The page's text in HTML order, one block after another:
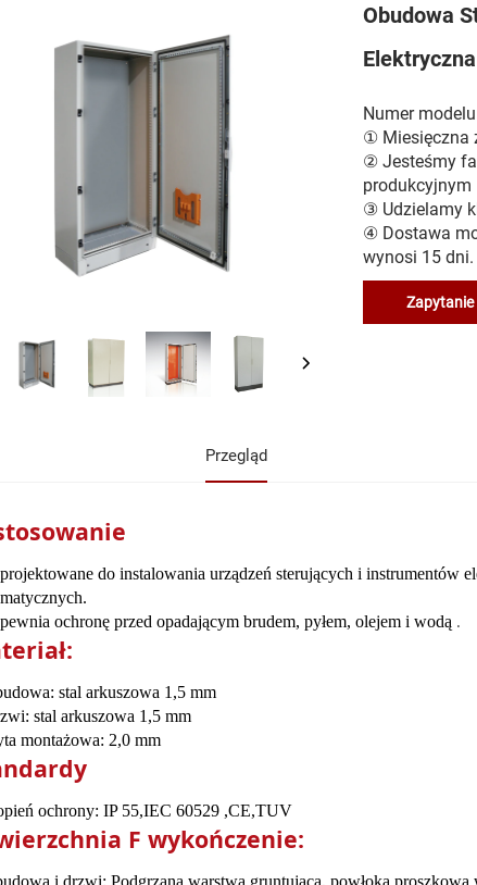
Obudowa
Elektryczna
Numer
① Miesięczna
② Jesteśmy
produkcyjnym
③ Udzielamy
④ Dostawa
wynosi 15 dni.
Zapytanie
Przegląd
do instalowania urządzeń sterujących i instrumentów
ochronę przed opadającym brudem, pyłem, olejem i wodą .
stal arkuszowa 1,5 mm
stal arkuszowa 1,5 mm
montażowa: 2,0 mm
ochrony: IP 55,IEC 60529 ,CE,TUV
F wykończenie: